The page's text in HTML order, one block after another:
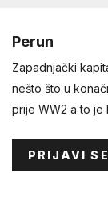
Perun
Zapadnjački
nešto što u
prije WW2 a to je
PRIJAVI SE